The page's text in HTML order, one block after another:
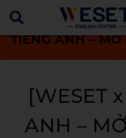
Trang chủ Tin
TIẾNG ANH –
[WESET
ANH –